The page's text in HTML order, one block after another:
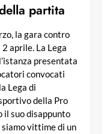
partita
la gara contro
aprile. La Lega
presentata
convocati
Lega di
della Pro
il suo disappunto
siamo vittime di un